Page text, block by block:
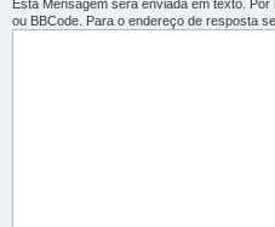
Esta Mensagem será enviada em texto. Por
ou BBCode. Para o endereço de resposta